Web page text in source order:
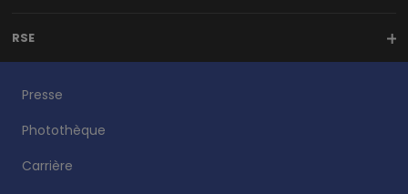
RSE
Presse
Photothèque
Carrière